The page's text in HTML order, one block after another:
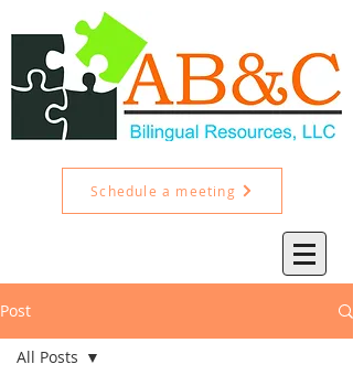
Schedule a meeting
Post
All Posts